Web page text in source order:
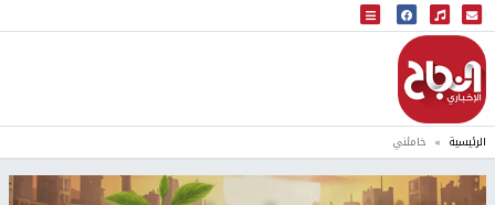
البث المباشر
إذاعة النجاح
الرئيسية خامئني